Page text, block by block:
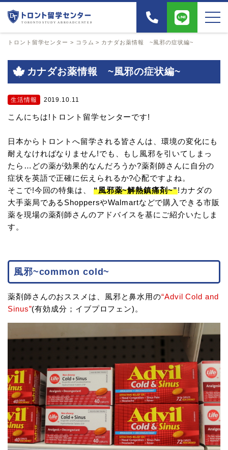
トロント留学センター > コラム > カナダお薬情報 ~風邪の症状編~
カナダお薬情報 ~風邪の症状編~
生活情報 2019.10.11
こんにちは!トロント留学センターです!
日本からトロントへ留学される皆さんは、環境の変化にも
耐えなければなりません!でも、もし風邪を引いてしまっ
たら…どの薬が効果的なんだろうか?薬剤師さんに自分の
症状を英語で正確に伝えられるか?心配ですよね。
そこで!今回の特集は、 “風邪薬~解熱鎮痛剤~”!カナダの
大手薬局であるShoppersやWalmartなどで購入できる市販
薬を現場の薬剤師さんのアドバイスを基にご紹介いたしま
す。
風邪~common cold~
薬剤師さんのおススメは、風邪と鼻水用の“Advil Cold and
Sinus”(有効成分；イブプロフェン)。